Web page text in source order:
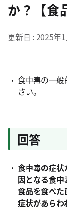
か？【食
更新日 2025年
食中毒の一
さい。
回答
食中毒の症
因となる食
食品を食べた
症状があらわ